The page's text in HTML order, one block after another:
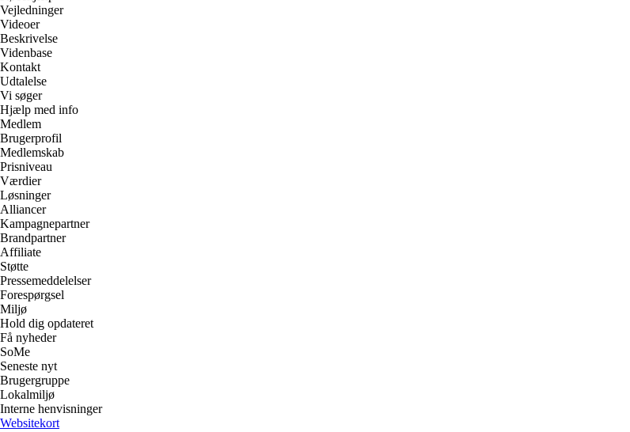
Vejledninger
Videoer
Beskrivelse
Videnbase
Kontakt
Udtalelse
Vi søger
Hjælp med info
Medlem
Brugerprofil
Medlemskab
Prisniveau
Værdier
Løsninger
Alliancer
Kampagnepartner
Brandpartner
Affiliate
Støtte
Pressemeddelelser
Forespørgsel
Miljø
Hold dig opdateret
Få nyheder
SoMe
Seneste nyt
Brugergruppe
Lokalmiljø
Interne henvisninger
Websitekort